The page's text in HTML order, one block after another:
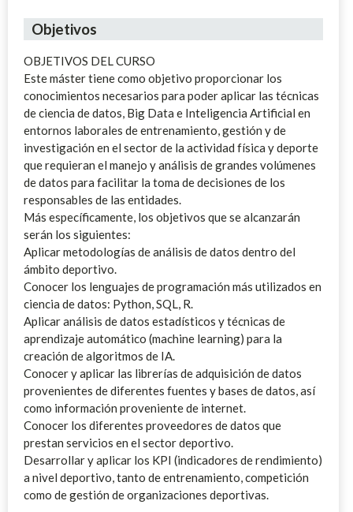
Objetivos
OBJETIVOS DEL CURSO
Este máster tiene como objetivo proporcionar los
conocimientos necesarios para poder aplicar las técnicas
de ciencia de datos, Big Data e Inteligencia Artificial en
entornos laborales de entrenamiento, gestión y de
investigación en el sector de la actividad física y deporte
que requieran el manejo y análisis de grandes volúmenes
de datos para facilitar la toma de decisiones de los
responsables de las entidades.
Más específicamente, los objetivos que se alcanzarán
serán los siguientes:
Aplicar metodologías de análisis de datos dentro del
ámbito deportivo.
Conocer los lenguajes de programación más utilizados en
ciencia de datos: Python, SQL, R.
Aplicar análisis de datos estadísticos y técnicas de
aprendizaje automático (machine learning) para la
creación de algoritmos de IA.
Conocer y aplicar las librerías de adquisición de datos
provenientes de diferentes fuentes y bases de datos, así
como información proveniente de internet.
Conocer los diferentes proveedores de datos que
prestan servicios en el sector deportivo.
Desarrollar y aplicar los KPI (indicadores de rendimiento)
a nivel deportivo, tanto de entrenamiento, competición
como de gestión de organizaciones deportivas.